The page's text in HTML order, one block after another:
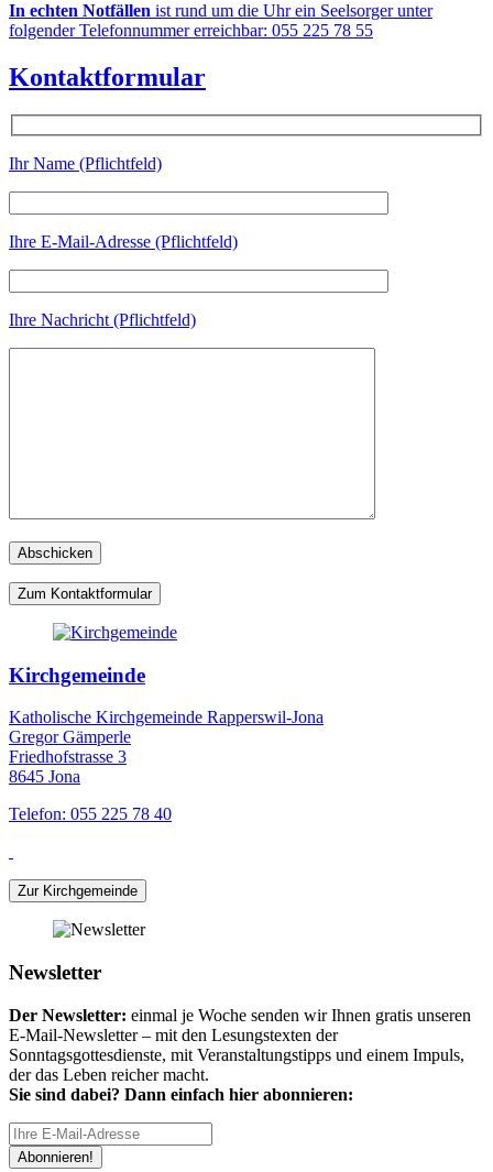
In echten Notfällen ist rund um die Uhr ein Seelsorger unter
folgender Telefonnummer erreichbar: 055 225 78 55
Kontaktformular
Ihr Name (Pflichtfeld)
Ihre E-Mail-Adresse (Pflichtfeld)
Ihre Nachricht (Pflichtfeld)
Zum Kontaktformular
Kirchgemeinde
Katholische Kirchgemeinde Rapperswil-Jona
Gregor Gämperle
Friedhofstrasse 3
8645 Jona
Telefon: 055 225 78 40
Zur Kirchgemeinde
Newsletter
Der Newsletter: einmal je Woche senden wir Ihnen gratis unseren
E-Mail-Newsletter – mit den Lesungstexten der
Sonntagsgottesdienste, mit Veranstaltungstipps und einem Impuls,
der das Leben reicher macht.
Sie sind dabei? Dann einfach hier abonnieren:
Abonnieren!